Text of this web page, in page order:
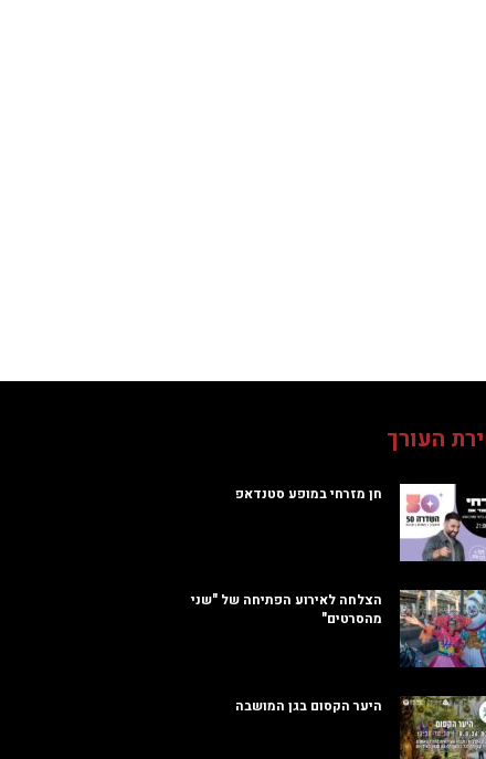
העורך
חן מזרחי במופע סטנדאפ
הצלחה לאירוע הפתיחה של "שני
מהסרטים"
היער הקסום בגן המושבה